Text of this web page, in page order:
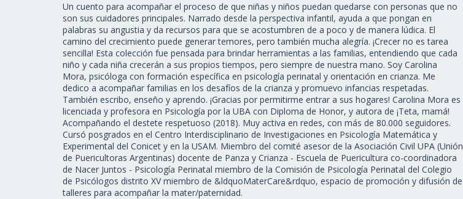
Un cuento para acompañar el proceso de que niñas y niños puedan quedarse con personas que no
son sus cuidadores principales. Narrado desde la perspectiva infantil, ayuda a que pongan en
palabras su angustia y da recursos para que se acostumbren de a poco y de manera lúdica. El
camino del crecimiento puede generar temores, pero también mucha alegría. ¡Crecer no es tarea
sencilla! Esta colección fue pensada para brindar herramientas a las familias, entendiendo que cada
niño y cada niña crecerán a sus propios tiempos, pero siempre de nuestra mano. Soy Carolina
Mora, psicóloga con formación específica en psicología perinatal y orientación en crianza. Me
dedico a acompañar familias en los desafíos de la crianza y promuevo infancias respetadas.
También escribo, enseño y aprendo. ¡Gracias por permitirme entrar a sus hogares! Carolina Mora es
licenciada y profesora en Psicología por la UBA con Diploma de Honor, y autora de ¡Teta, mamá!
Acompañando el destete respetuoso (2018). Muy activa en redes, con más de 80.000 seguidores.
Cursó posgrados en el Centro Interdisciplinario de Investigaciones en Psicología Matemática y
Experimental del Conicet y en la USAM. Miembro del comité asesor de la Asociación Civil UPA (Unión
de Puericultoras Argentinas) docente de Panza y Crianza - Escuela de Puericultura co-coordinadora
de Nacer Juntos - Psicología Perinatal miembro de la Comisión de Psicología Perinatal del Colegio
de Psicólogos distrito XV miembro de &ldquoMaterCare&rdquo, espacio de promoción y difusión de
talleres para acompañar la mater/paternidad.